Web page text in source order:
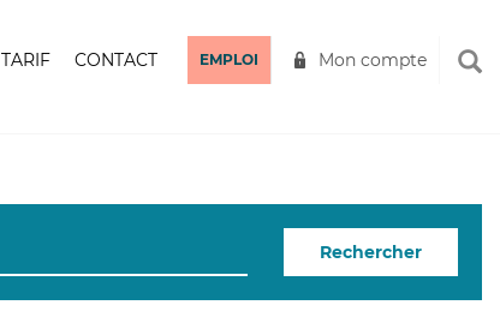
TARIF CONTACT EMPLOI Mon compte
Rechercher